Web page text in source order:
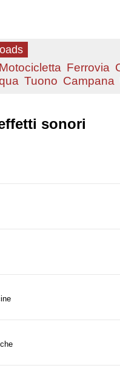
Motocicletta Ferrovia
Tuono Campana
sonori